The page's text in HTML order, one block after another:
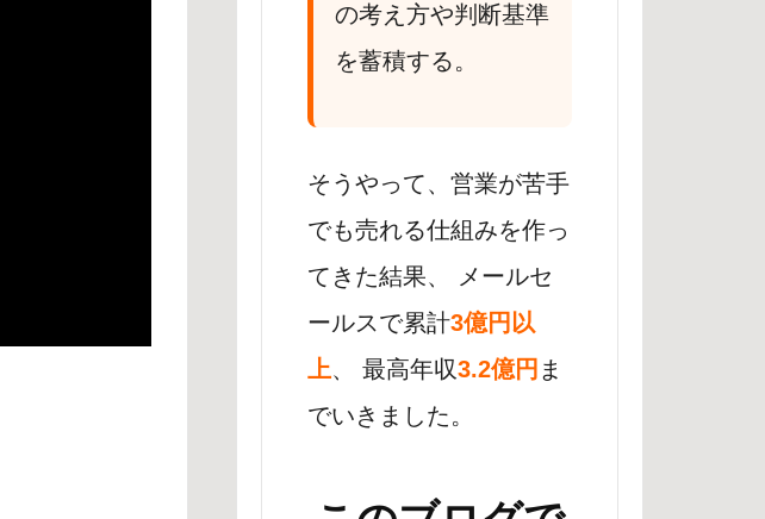
の考え方や判断基準
を蓄積する。
そうやって、営業が苦手
でも売れる仕組みを作っ
てきた結果、 メールセ
ールスで累計3億円以
上、 最高年収3.2億円 ま
でいきました。